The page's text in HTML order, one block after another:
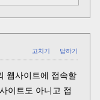
고치기 답하기
웹사이트에 접속할
이트도 아니고 접